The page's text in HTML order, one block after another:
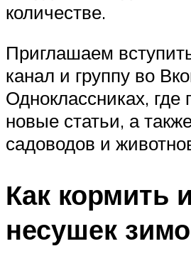
количестве.
Приглашаем
канал и группу во
Одноклассниках, где
новые статьи, а
садоводов и
Как кормить
несушек